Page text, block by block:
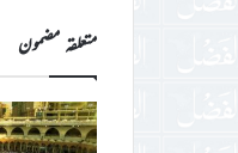
متعلقہ مضمون